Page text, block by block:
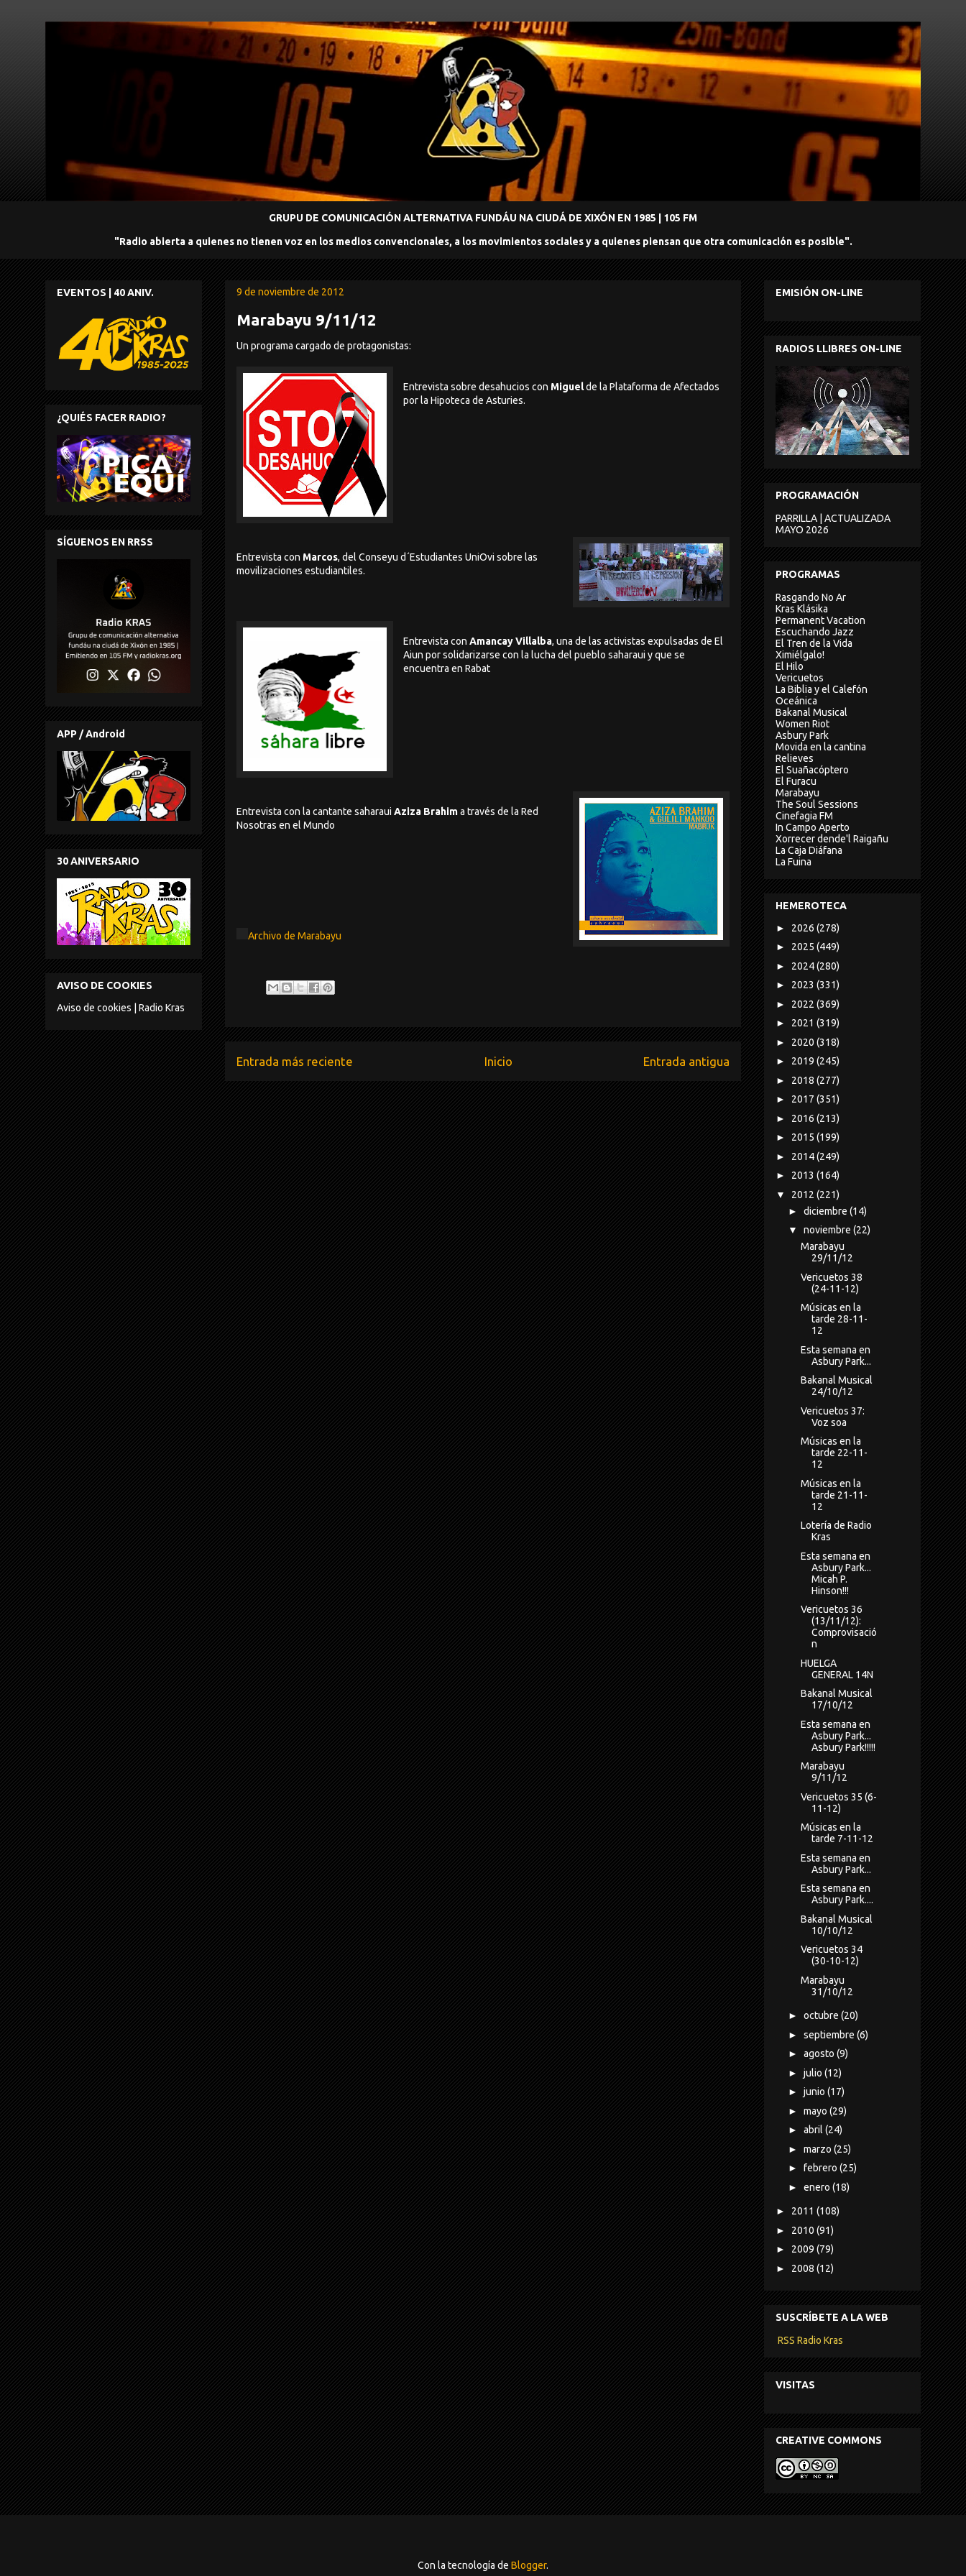
GRUPU DE COMUNICACIÓN ALTERNATIVA FUNDÁU NA CIUDÁ DE XIXÓN EN 1985 | 105 FM
"Radio abierta a quienes no tienen voz en los medios convencionales, a los movimientos sociales y a quienes piensan que otra comunicación es posible".
9 de noviembre de 2012
Marabayu 9/11/12
Un programa cargado de protagonistas:
Entrevista sobre desahucios con Miguelde la Plataforma de Afectados
por la Hipoteca de Asturies.
Entrevista con Marcos, del Conseyu d´Estudiantes UniOvi sobre las
movilizaciones estudiantiles.
Entrevista con Amancay Villalba, una de las activistas expulsadas de El
Aiun por solidarizarse con la lucha del pueblo saharaui y que se
encuentra en Rabat
Entrevista con la cantante saharaui Aziza Brahima través de la Red
Nosotras en el Mundo
Archivo de Marabayu
Entrada más reciente Entrada antigua
Inicio
EVENTOS | 40 ANIV.
¿QUIÉS FACER RADIO?
SÍGUENOS EN RRSS
APP / Android
30 ANIVERSARIO
AVISO DE COOKIES
Aviso de cookies | Radio Kras
EMISIÓN ON-LINE
RADIOS LLIBRES ON-LINE
PROGRAMACIÓN
PARRILLA | ACTUALIZADA
MAYO 2026
PROGRAMAS
Rasgando No Ar
Kras Klásika
Permanent Vacation
Escuchando Jazz
El Tren de la Vida
Ximiélgalo!
El Hilo
Vericuetos
La Biblia y el Calefón
Oceánica
Bakanal Musical
Women Riot
Asbury Park
Movida en la cantina
Relieves
El Suañacóptero
El Furacu
Marabayu
The Soul Sessions
Cinefagia FM
In Campo Aperto
Xorrecer dende'l Raigañu
La Caja Diáfana
La Fuina
HEMEROTECA
► 2026 (278)
► 2025 (449)
► 2024(280)
► 2023 (331)
► 2022 (369)
► 2021 (319)
► 2020 (318)
► 2019 (245)
► 2018 (277)
► 2017 (351)
► 2016 (213)
► 2015 (199)
► 2014(249)
► 2013 (164)
▼ 2012 (221)
► diciembre (14)
▼ noviembre (22)
Marabayu
29/11/12
Vericuetos 38
(24-11-12)
Músicas en la
tarde 28-11-
12
Esta semana en
Asbury Park...
Bakanal Musical
24/10/12
Vericuetos 37:
Voz soa
Músicas en la
tarde 22-11-
12
Músicas en la
tarde 21-11-
12
Lotería de Radio
Kras
Esta semana en
Asbury Park...
Micah P.
Hinson!!!
Vericuetos 36
(13/11/12):
Comprovisació
n
HUELGA
GENERAL 14N
Bakanal Musical
17/10/12
Esta semana en
Asbury Park...
Asbury Park!!!!!
Marabayu
9/11/12
Vericuetos 35 (6-
11-12)
Músicas en la
tarde 7-11-12
Esta semana en
Asbury Park...
Esta semana en
Asbury Park....
Bakanal Musical
10/10/12
Vericuetos 34
(30-10-12)
Marabayu
31/10/12
► octubre (20)
► septiembre (6)
► agosto (9)
► julio (12)
► junio (17)
► mayo (29)
► abril (24)
► marzo (25)
► febrero (25)
► enero (18)
► 2011 (108)
► 2010 (91)
► 2009 (79)
► 2008 (12)
SUSCRÍBETE A LA WEB
RSS Radio Kras
VISITAS
CREATIVE COMMONS
Con la tecnología de Blogger.